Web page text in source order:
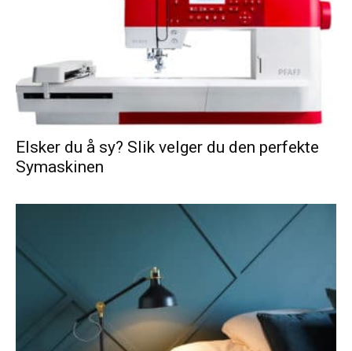
Elsker du å sy? Slik velger du den perfekte
Symaskinen